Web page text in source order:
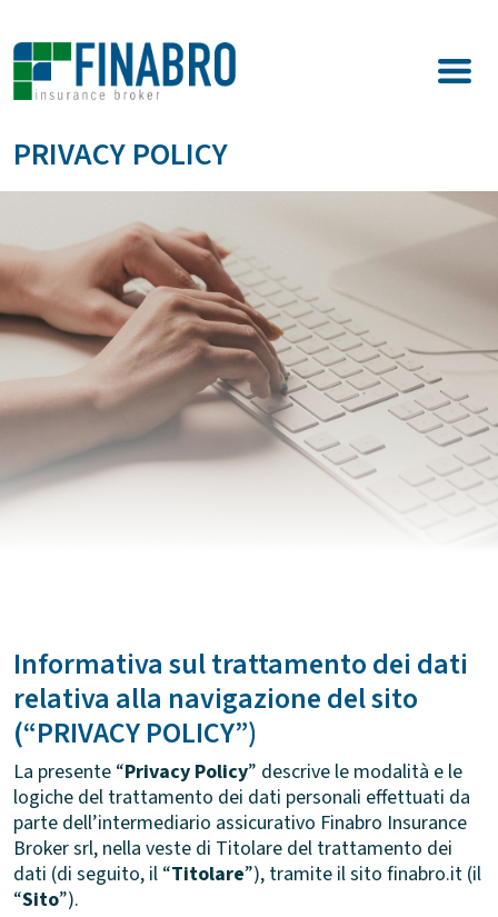
PRIVACY POLICY
Informativa sul trattamento dei dati
relativa alla navigazione del sito
(“PRIVACY POLICY”)
La presente “Privacy Policy” descrive le modalità e le
logiche del trattamento dei dati personali effettuati da
parte dell’intermediario assicurativo Finabro Insurance
Broker srl, nella veste di Titolare del trattamento dei
dati (di seguito, il “Titolare”), tramite ilsito finabro.it (il
“Sito”).